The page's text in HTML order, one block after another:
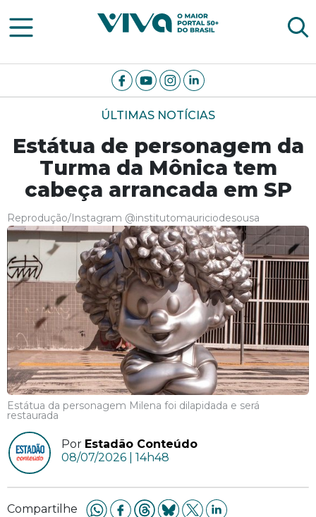
Viva Notícias
ÚLTIMAS NOTÍCIAS
Estátua de personagem da
Turma da Mônica tem
cabeça arrancada em SP
Reprodução/Instagram @institutomauriciodesousa
Estátua da personagem Milena foi dilapidada e será
restaurada
Por Estadão Conteúdo
08/07/2026 | 14h48
Compartilhe